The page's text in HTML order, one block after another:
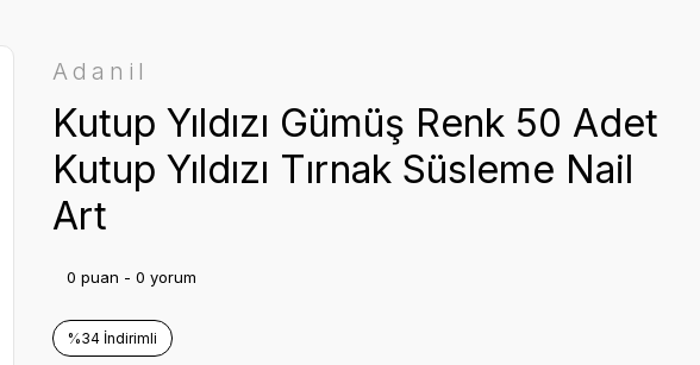
Adanil
Kutup Yıldızı Gümüş Renk 50 Adet
Kutup Yıldızı Tırnak Süsleme Nail
Art
0 puan - 0 yorum
%34 İndirimli